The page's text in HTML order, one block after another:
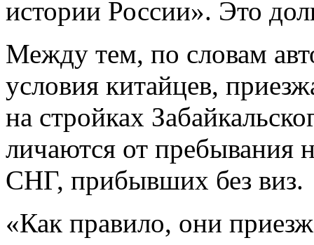
истории России». Это
Между тем, по словам
условия китайцев,
на стройках
личаются от пребывания
СНГ, прибывших без виз.
«Как правило, они